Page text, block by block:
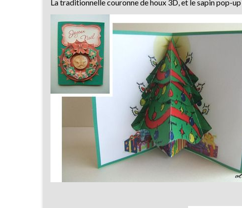
La traditionnelle couronne de houx 3D, et le sapin pop-